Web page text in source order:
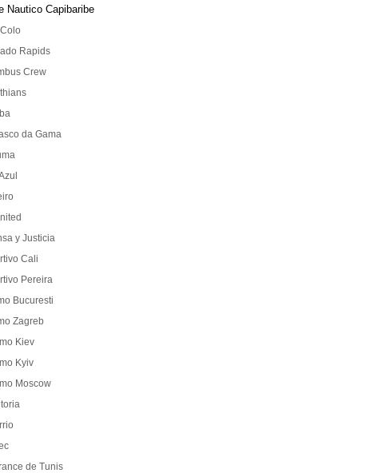
Nautico Capibaribe
Rapids
Crew
da Gama
y Justicia
Cali
Pereira
Bucuresti
Zagreb
Kiev
Kyiv
Moscow
de Tunis